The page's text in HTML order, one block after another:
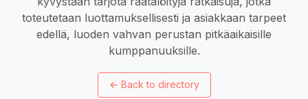
toteutetaan luottamuksellisesti ja asiakkaan tarpeet
edellä, luoden vahvan perustan pitkäaikaisille
kumppanuuksille.
← Back to directory